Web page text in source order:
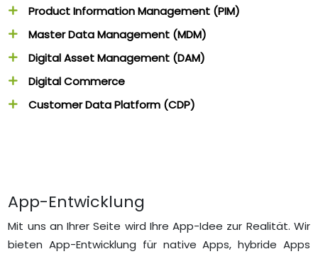
Product Information Management (PIM)
Master Data Management (MDM)
Digital Asset Management (DAM)
Digital Commerce
Customer Data Platform (CDP)
App-Entwicklung
Mit uns an Ihrer Seite wird Ihre App-Idee zur Realität. Wir
bieten App-Entwicklung für native Apps, hybride Apps